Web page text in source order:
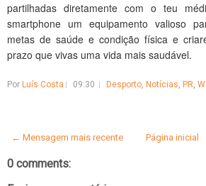
partilhadas diretamente com o teu
smartphone um equipamento valioso
metas de saúde e condição física e
prazo que vivas uma vida mais saudável.
Por Luís Costa 09:30 Desporto, Notícias, PR,
← Mensagem mais recente Página inicial
0 comments: